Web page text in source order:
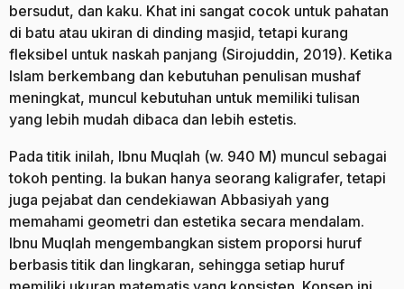
bersudut, dan kaku. Khat ini sangat cocok untuk pahatan
di batu atau ukiran di dinding masjid, tetapi kurang
fleksibel untuk naskah panjang (Sirojuddin, 2019). Ketika
Islam berkembang dan kebutuhan penulisan mushaf
meningkat, muncul kebutuhan untuk memiliki tulisan
yang lebih mudah dibaca dan lebih estetis.
Pada titik inilah, Ibnu Muqlah (w. 940 M) muncul sebagai
tokoh penting. Ia bukan hanya seorang kaligrafer, tetapi
juga pejabat dan cendekiawan Abbasiyah yang
memahami geometri dan estetika secara mendalam.
Ibnu Muqlah mengembangkan sistem proporsi huruf
berbasis titik dan lingkaran, sehingga setiap huruf